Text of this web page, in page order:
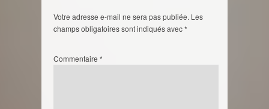
Votre adresse e-mail ne sera pas publiée. Les
champs obligatoires sont indiqués avec*
Commentaire *